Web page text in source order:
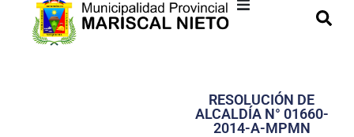
Transparencia
RESOLUCIÓN DE
ALCALDÍA N° 01660-
2014-A-MPMN